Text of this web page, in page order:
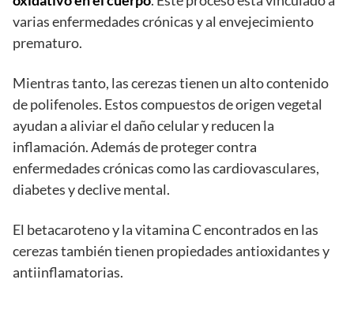
varias enfermedades crónicas y al envejecimiento
prematuro.
Mientras tanto, las cerezas tienen un alto contenido
de polifenoles. Estos compuestos de origen vegetal
ayudan a aliviar el daño celular y reducen la
inflamación. Además de proteger contra
enfermedades crónicas como las cardiovasculares,
diabetes y declive mental.
El betacaroteno y la vitamina C encontrados en las
cerezas también tienen propiedades antioxidantes y
antiinflamatorias.